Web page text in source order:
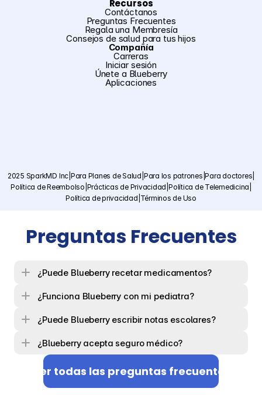
Recursos
Contáctanos
Preguntas Frecuentes
Regala una Membresía
Consejos de salud para tus hijos
Compañía
Carreras
Iniciar sesión
Únete a Blueberry
Aplicaciones
2025 SparkMD Inc Para Planes de Salud Para los patrones |Para doctores
Política de Reembolso Prácticas de Privacidad Política de Telemedicina
Política de privacidad Términos de Uso
Preguntas Frecuentes
¿Puede Blueberry recetar medicamentos?
¿Funciona Blueberry con mi pediatra?
¿Puede Blueberry escribir notas escolares?
¿Blueberry acepta seguro médico?
Ver todas las preguntas frecuentes